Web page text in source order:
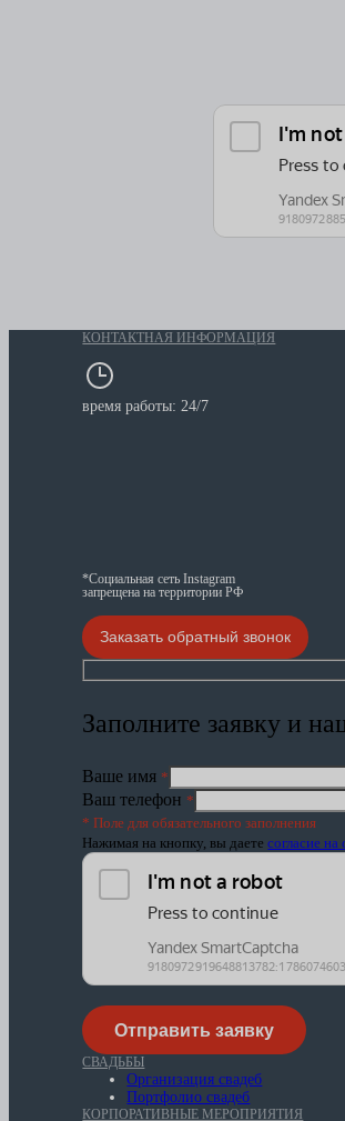
КОНТАКТНАЯ ИНФОРМАЦИЯ
время работы: 24/7
*Социальная сеть Instagram
запрещена на территории РФ
Заказать обратный звонок
Заполните заявку и
Ваше имя *
Ваш телефон *
* Поле для обязательного заполнения
Нажимая на кнопку, вы даетесогласие
СВАДЬБЫ
Организация свадеб
Портфолио свадеб
КОРПОРАТИВНЫЕ МЕРОПРИЯТИЯ